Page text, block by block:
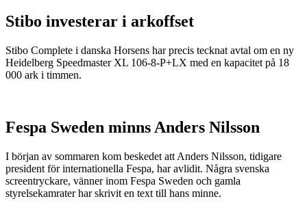
Stibo investerar i arkoffset
Stibo Complete i danska Horsens har precis tecknat avtal om en ny
Heidelberg Speedmaster XL 106-8-P+LX med en kapacitet på 18
000 ark i timmen.
Fespa Sweden minns Anders Nilsson
I början av sommaren kom beskedet att Anders Nilsson, tidigare
president för internationella Fespa, har avlidit. Några svenska
screentryckare, vänner inom Fespa Sweden och gamla
styrelsekamrater har skrivit en text till hans minne.